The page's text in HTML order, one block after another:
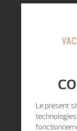
Le présent